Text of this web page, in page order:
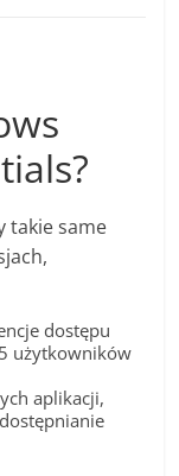
takie same
dostępu
użytkowników
aplikacji,